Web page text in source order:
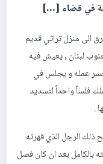
في قضاء […]
الى منزل تراثي قديم
لبنان , يعيش فيه
عمله و يجلس في
فلساً واحداً لتسديد
.
ذلك الرجل الذي قهرته
بالكامل بعد ان كان فصل